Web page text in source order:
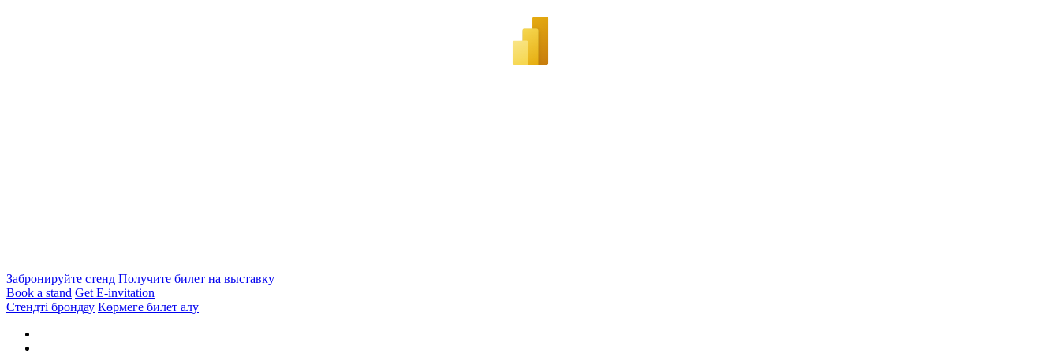
Забронируйте стенд Получите билет на выставку
Book a stand Get E-invitation
Стендті брондау Көрмеге билет алу